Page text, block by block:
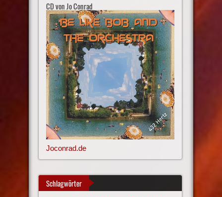
CD von Jo Conrad
Joconrad.de
Schlagwörter